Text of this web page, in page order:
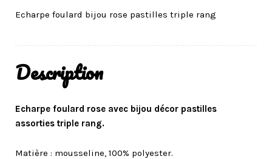
Echarpe foulard bijou rose pastilles triple rang
Description
Echarpe foulard rose avec bijou décor pastilles
assorties triple rang.
Matière : mousseline, 100% polyester.